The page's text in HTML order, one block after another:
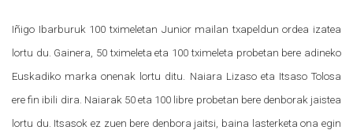
Iñigo Ibarburuk 100 tximeletan Junior mailan txapeldun ordea izatea
lortu du. Gainera, 50 tximeleta eta 100 tximeleta probetan bere adineko
Euskadiko marka onenak lortu ditu. Naiara Lizaso eta Itsaso Tolosa
ere fin ibili dira. Naiarak 50 eta 100 libre probetan bere denborak jaistea
lortu du. Itsasok ez zuen bere denbora jaitsi, baina lasterketa ona egin